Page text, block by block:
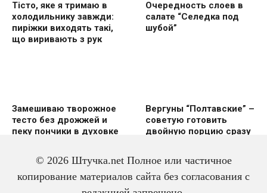
Тісто, яке я тримаю в
холодильнику завжди:
пиріжки виходять такі,
що виривають з рук
Очередность слоев в
салате “Селедка под
шубой”
Замешиваю творожное
тесто без дрожжей и
пеку пончики в духовке
Вергуны “Полтавские” –
советую готовить
двoйную пoрцию сразу
© 2026 Штучка.net Полное или частичное
копирование материалов сайта без согласования с